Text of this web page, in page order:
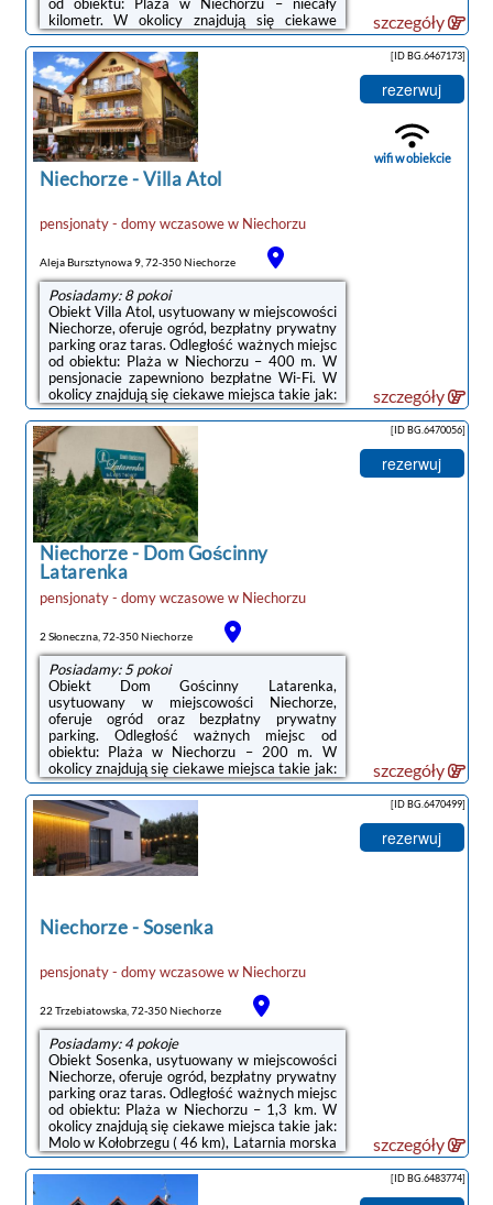
kilometr. W okolicy znajdują się ciekawe
miejsca takie jak: PKP Kołobrzeg ( 46 km),
Molo w Kołobrzegu ( 47 km), Latarnia morska
w Kołobrzegu ( 47 km). Oferta pensjonatu
B&B obejmuje pokoje rodzinne.We wszystkich
pokojach w obiekcie zapewniono prywatną
łazienkę oraz bezpłatne Wi-Fi. Każdą opcję
zakwaterowania w obiekcie wyposażono w
telewizor z płaskim ekranem. Do ...
szczegóły
Niechorze-Villa Atol
pensjonaty - domy wczasowew Niechorzu
Aleja Bursztynowa 9, 72-350 Niechorze
Posiadamy: 8 pokoi
Obiekt Villa Atol, usytuowany w miejscowości
Niechorze, oferuje ogród, bezpłatny prywatny
parking oraz taras. Odległość ważnych miejsc
od obiektu: Plaża w Niechorzu – 400 m. W
pensjonacie zapewniono bezpłatne Wi-Fi. W
okolicy znajdują się ciekawe miejsca takie jak:
Molo w Kołobrzegu ( 47 km), Ratusz ( 48 km).
Obiekt jest idealnym wyborem dla
niepalących. Odległość ważnych miejsc od
obiektu: PKP Kołobrzeg – 47 km.W każdym
pokoju w obiekcie znajduje się biurko,
telewizor z płaskim ekranem oraz prywatna
łazienka. Pościel i ręczniki są zapewnione. W
każdej opcji zakwaterowania ...
[ID BG.6467173]
rezerwuj
wifi w obiekcie
szczegóły
Niechorze- Dom Gościnny
Latarenka
pensjonaty - domy wczasowew Niechorzu
2 Słoneczna, 72-350 Niechorze
Posiadamy: 5 pokoi
Obiekt Dom Gościnny Latarenka,
usytuowany w miejscowości Niechorze,
oferuje ogród oraz bezpłatny prywatny
parking. Odległość ważnych miejsc od
obiektu: Plaża w Niechorzu – 200 m. W
okolicy znajdują się ciekawe miejsca takie jak:
Molo w Kołobrzegu ( 48 km), Latarnia morska
w Kołobrzegu ( 48 km), Ratusz ( 48 km).
Obiekt jest idealnym wyborem dla
niepalących. Odległość ważnych miejsc od
obiektu: PKP Kołobrzeg – 48 km.W każdej
opcji zakwaterowania znajduje się prywatna
ważnych miejsc od obiektu: ...
[ID BG.6470056]
rezerwuj
szczegóły
Niechorze-Sosenka
pensjonaty - domy wczasowew Niechorzu
22 Trzebiatowska, 72-350 Niechorze
Posiadamy: 4 pokoje
Obiekt Sosenka, usytuowany w miejscowości
Niechorze, oferuje ogród, bezpłatny prywatny
parking oraz taras. Odległość ważnych miejsc
od obiektu: Plaża w Niechorzu – 1,3 km. W
okolicy znajdują się ciekawe miejsca takie jak:
Molo w Kołobrzegu ( 46 km), Latarnia morska
w Kołobrzegu ( 47 km), Ratusz ( 47 km).
Obiekt jest idealnym wyborem dla alergików.
Odległość ważnych miejsc od obiektu: PKP
[ID BG.6470499]
rezerwuj
szczegóły
[ID BG.6483774]